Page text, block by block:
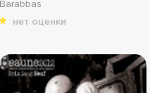
Barabbas
нет оценки